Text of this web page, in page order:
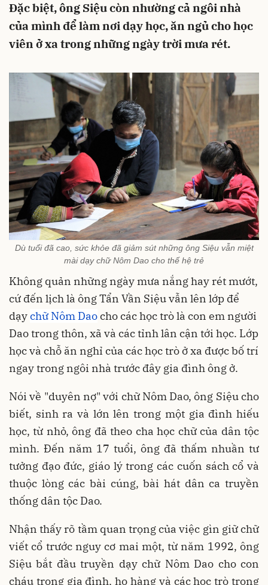
Đặc biệt, ông Siệu còn nhường cả ngôi nhà
của mình để làm nơi dạy học, ăn ngủ cho học
viên ở xa trong những ngày trời mưa rét.
Dù tuổi đã cao, sức khỏe đã giảm sút những ông Siệu vẫn miệt
mài dạy chữ Nôm Dao cho thế hệ trẻ
Không quản những ngày mưa nắng hay rét mướt,
cứ đến lịch là ông Tẩn Vần Siệu vẫn lên lớp để
dạychữ Nôm Daocho các học trò là con em người
Dao trong thôn, xã và các tỉnh lân cận tới học. Lớp
học và chỗ ăn nghỉ của các học trò ở xa được bố trí
ngay trong ngôi nhà trước đây gia đình ông ở.
Nói về "duyên nợ" với chữ Nôm Dao, ông Siệu cho
biết, sinh ra và lớn lên trong một gia đình hiếu
học, từ nhỏ, ông đã theo cha học chữ của dân tộc
mình. Đến năm 17 tuổi, ông đã thấm nhuần tư
tưởng đạo đức, giáo lý trong các cuốn sách cổ và
thuộc lòng các bài cúng, bài hát dân ca truyền
thống dân tộc Dao.
Nhận thấy rõ tầm quan trọng của việc gìn giữ chữ
viết cổ trước nguy cơ mai một, từ năm 1992, ông
Siệu bắt đầu truyền dạy chữ Nôm Dao cho con
cháu trong gia đình, họ hàng và các học trò trong